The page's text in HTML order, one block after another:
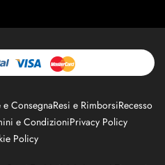
ConsegnaResi e RimborsiRecesso
e CondizioniPrivacy Policy
Policy